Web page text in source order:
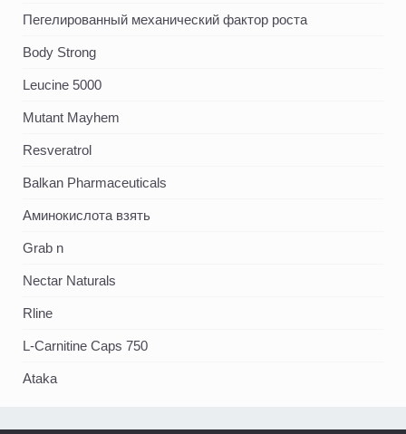
Пегелированный механический фактор роста
Body Strong
Leucine 5000
Mutant Mayhem
Resveratrol
Balkan Pharmaceuticals
Аминокислота взять
Grab n
Nectar Naturals
Rline
L-Carnitine Caps 750
Ataka